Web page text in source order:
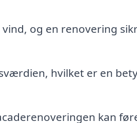
og en renovering
hvilket er en
kan